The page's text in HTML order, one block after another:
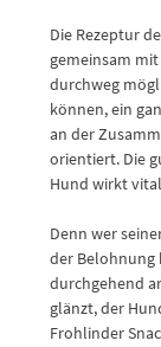
Die Rezeptur
gemeinsam
durchweg
können, ein
an der
orientiert. Die
Hund wirkt
Denn wer
der Belohnung
durchgehend
glänzt, der
Frohlinder